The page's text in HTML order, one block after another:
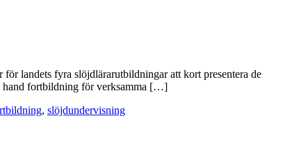
landets fyra slöjdlärarutbildningar att kort presentera de
hand fortbildning för verksamma […]
, slöjdundervisning